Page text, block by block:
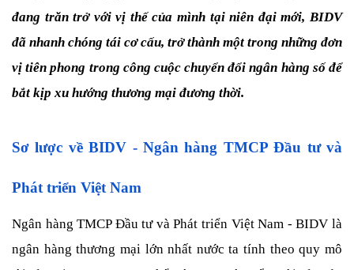
đang trăn trở với vị thế của mình tại niên đại mới, BIDV
đã nhanh chóng tái cơ cấu, trở thành một trong những đơn
vị tiên phong trong công cuộc chuyển đổi ngân hàng số để
bắt kịp xu hướng thương mại đương thời.
Sơ lược về BIDV - Ngân hàng TMCP Đầu tư và
Phát triển Việt Nam
Ngân hàng TMCP Đầu tư và Phát triển Việt Nam - BIDV là
ngân hàng thương mại lớn nhất nước ta tính theo quy mô